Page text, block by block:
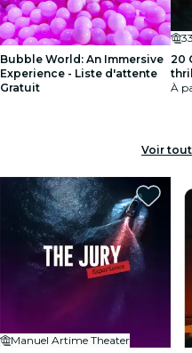
Bubble World: An Immersive
Experience - Liste d'attente
Gratuit
20
À
Voir tout
Manuel Artime Theater